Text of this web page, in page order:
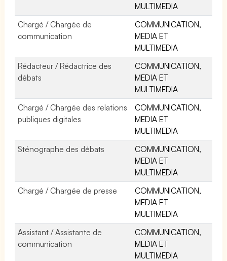
MULTIMEDIA
Chargé / Chargée de
communication
COMMUNICATION,
MEDIA ET
MULTIMEDIA
Rédacteur / Rédactrice des
débats
COMMUNICATION,
MEDIA ET
MULTIMEDIA
Chargé / Chargée des relations
publiques digitales
COMMUNICATION,
MEDIA ET
MULTIMEDIA
Sténographe des débats
COMMUNICATION,
MEDIA ET
MULTIMEDIA
Chargé / Chargée de presse
COMMUNICATION,
MEDIA ET
MULTIMEDIA
Assistant / Assistante de
communication
COMMUNICATION,
MEDIA ET
MULTIMEDIA